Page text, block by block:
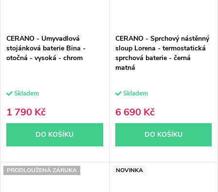
CERANO - Umyvadlová
stojánková baterie Bina -
otočná - vysoká - chrom
Skladem
1 790 Kč
DO KOŠÍKU
CERANO - Sprchový nástěnný
sloup Lorena - termostatická
sprchová baterie - černá
matná
Skladem
6 690 Kč
DO KOŠÍKU
PRODLOUŽENÁ ZÁRUKA NOVINKA